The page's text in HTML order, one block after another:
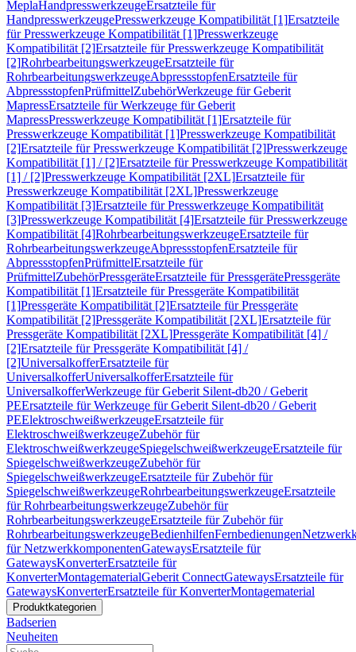
MeplaHandpresswerkzeugeErsatzteile für
HandpresswerkzeugePresswerkzeuge Kompatibilität [1]Ersatzteile
für Presswerkzeuge Kompatibilität [1]Presswerkzeuge
Kompatibilität [2]Ersatzteile für Presswerkzeuge Kompatibilität
[2]RohrbearbeitungswerkzeugeErsatzteile für
RohrbearbeitungswerkzeugeAbpressstopfenErsatzteile für
AbpressstopfenPrüfmittelZubehörWerkzeuge für Geberit
MapressErsatzteile für Werkzeuge für Geberit
MapressPresswerkzeuge Kompatibilität [1]Ersatzteile für
Presswerkzeuge Kompatibilität [1]Presswerkzeuge Kompatibilität
[2]Ersatzteile für Presswerkzeuge Kompatibilität [2]Presswerkzeuge
Kompatibilität [1] / [2]Ersatzteile für Presswerkzeuge Kompatibilität
[1] / [2]Presswerkzeuge Kompatibilität [2XL]Ersatzteile für
Presswerkzeuge Kompatibilität [2XL]Presswerkzeuge
Kompatibilität [3]Ersatzteile für Presswerkzeuge Kompatibilität
[3]Presswerkzeuge Kompatibilität [4]Ersatzteile für Presswerkzeuge
Kompatibilität [4]RohrbearbeitungswerkzeugeErsatzteile für
RohrbearbeitungswerkzeugeAbpressstopfenErsatzteile für
AbpressstopfenPrüfmittelErsatzteile für
PrüfmittelZubehörPressgeräteErsatzteile für PressgerätePressgeräte
Kompatibilität [1]Ersatzteile für Pressgeräte Kompatibilität
[1]Pressgeräte Kompatibilität [2]Ersatzteile für Pressgeräte
Kompatibilität [2]Pressgeräte Kompatibilität [2XL]Ersatzteile für
Pressgeräte Kompatibilität [2XL]Pressgeräte Kompatibilität [4] /
[2]Ersatzteile für Pressgeräte Kompatibilität [4] /
[2]UniversalkofferErsatzteile für
UniversalkofferUniversalkofferErsatzteile für
UniversalkofferWerkzeuge für Geberit Silent-db20 / Geberit
PEErsatzteile für Werkzeuge für Geberit Silent-db20 / Geberit
PEElektroschweißwerkzeugeErsatzteile für
ElektroschweißwerkzeugeZubehör für
ElektroschweißwerkzeugeSpiegelschweißwerkzeugeErsatzteile für
SpiegelschweißwerkzeugeZubehör für
SpiegelschweißwerkzeugeErsatzteile für Zubehör für
SpiegelschweißwerkzeugeRohrbearbeitungswerkzeugeErsatzteile
für RohrbearbeitungswerkzeugeZubehör für
RohrbearbeitungswerkzeugeErsatzteile für Zubehör für
RohrbearbeitungswerkzeugeBedienhilfenFernbedienungen
für NetzwerkkomponentenGatewaysErsatzteile für
GatewaysKonverterErsatzteile für
KonverterMontagematerialGeberit ConnectGatewaysErsatzteile für
GatewaysKonverterErsatzteile für KonverterMontagematerial
Produktkategorien
Badserien
Neuheiten